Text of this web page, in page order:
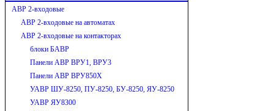
АВР 2-входовые
АВР 2-входовые на автоматах
АВР 2-входовые на контакторах
блоки БАВР
Панели АВР ВРУ1, ВРУ3
Панели АВР ВРУ850Х
УАВР ШУ-8250, ПУ-8250, БУ-8250, ЯУ-8250
УАВР ЯУ8300